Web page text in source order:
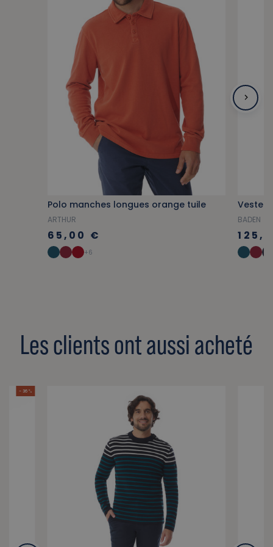
Polo manches longues orange tuile
ARTHUR
65,00 €
+6
BADEN
Les clients ont aussi acheté
- 36 %